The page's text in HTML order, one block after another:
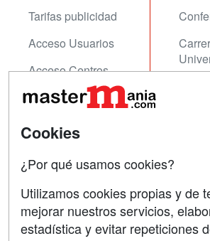
Tarifas publicidad
Acceso Usuarios
Acceso Centros
Contactar
Copyleft
Cookies
¿Por qué usamos cookies?
Utilizamos cookies propias y de
mejorar nuestros servicios,
estadística y evitar repeticiones